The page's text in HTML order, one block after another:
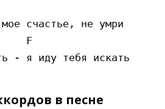
счастье, не умри
F
в песне